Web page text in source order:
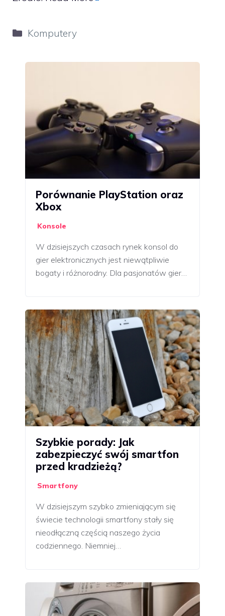
Kategorie
Komputery
Porównanie PlayStation oraz
Xbox
Konsole
W dzisiejszych czasach rynek konsol do
gier elektronicznych jest niewątpliwie
bogaty i różnorodny. Dla pasjonatów gier…
Szybkie porady: Jak
zabezpieczyć swój smartfon
przed kradzieżą?
Smartfony
W dzisiejszym szybko zmieniającym się
świecie technologii smartfony stały się
nieodłączną częścią naszego życia
codziennego. Niemniej…